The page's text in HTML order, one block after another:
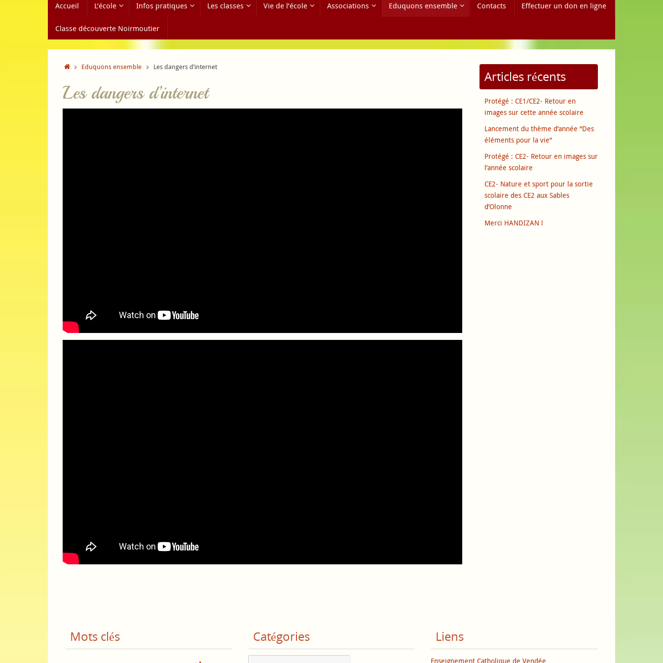
Accueil L’école Infos pratiques Les classes Vie de l’école Associations Eduquons ensemble Contacts Effectuer un don en ligne
Classe découverte Noirmoutier
AccueilEduquons ensemble Les dangers d’internet
Les dangers d’internet
Articles récents
Protégé : CE1/CE2- Retour en
images sur cette année scolaire
Lancement du thème d’année “Des
éléments pour la vie”
Protégé : CE2- Retour en images sur
l’année scolaire
CE2- Nature et sport pour la sortie
scolaire des CE2 aux Sables
d’Olonne
Merci HANDIZAN !
Mots clés Catégories Liens
Enseignement Catholique de Vendée